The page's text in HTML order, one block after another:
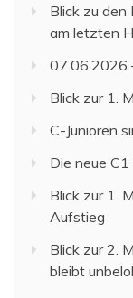
Blick zu
am letzten
07.06.2026
Blick zur 1.
C-Junioren
Die neue
Blick zur 1.
Aufstieg
Blick zur 2.
bleibt